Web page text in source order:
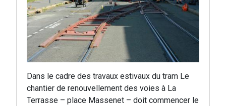
Dans le cadre des travaux estivaux du tram Le
chantier de renouvellement des voies à La
Terrasse – place Massenet – doit commencer le